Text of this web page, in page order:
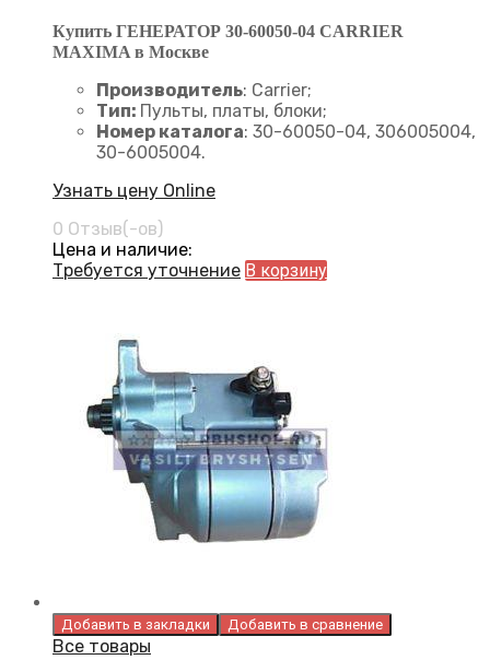
Купить ГЕНЕРАТОР 30-60050-04 CARRIER
MAXIMA в Москве
Производитель: Carrier;
Тип: Пульты, платы, блоки;
Номер каталога: 30-60050-04, 306005004,
30-6005004.
Узнать цену Online
0 Отзыв(-ов)
Цена и наличие:
Требуется уточнение В корзину
Добавить в закладки Добавить в сравнение
Все товары